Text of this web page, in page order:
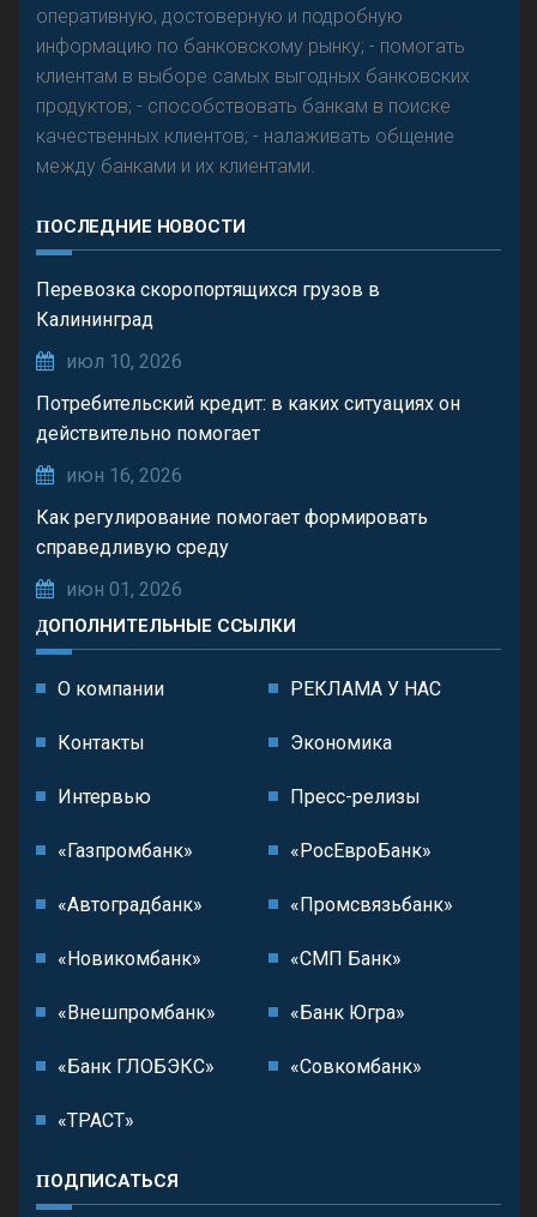
оперативную, достоверную и подробную
информацию по банковскому рынку; - помогать
клиентам в выборе самых выгодных банковских
продуктов; - способствовать банкам в поиске
качественных клиентов; - налаживать общение
между банками и их клиентами.
ПОСЛЕДНИЕ НОВОСТИ
Перевозка скоропортящихся грузов в
Калининград
июл 10, 2026
Потребительский кредит: в каких ситуациях он
действительно помогает
июн 16, 2026
Как регулирование помогает формировать
справедливую среду
июн 01, 2026
ДОПОЛНИТЕЛЬНЫЕ ССЫЛКИ
О компании РЕКЛАМА У НАС
Контакты Экономика
Интервью Пресс-релизы
«Газпромбанк» «РосЕвроБанк»
«Автоградбанк» «Промсвязьбанк»
«Новикомбанк» «СМП Банк»
«Внешпромбанк» «Банк Югра»
«Банк ГЛОБЭКС» «Совкомбанк»
«ТРАСТ»
ПОДПИСАТЬСЯ